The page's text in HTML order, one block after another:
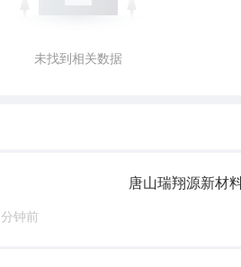
未找到相关数据
钟前
唐山瑞翔源新材